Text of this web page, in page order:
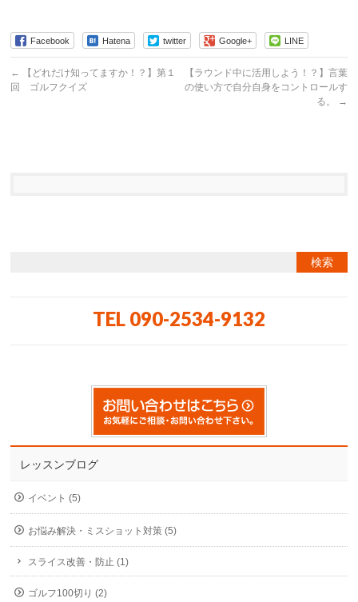
Facebook Hatena twitter Google+ LINE
←
【どれだけ知ってますか！？】第１
回 ゴルフクイズ
【ラウンド中に活用しよう！？】言葉
の使い方で自分自身をコントロールす
る。
→
TEL 090-2534-9132
レッスンブログ
イベント (5)
お悩み解決・ミスショット対策 (5)
スライス改善・防止 (1)
ゴルフ100切り (2)